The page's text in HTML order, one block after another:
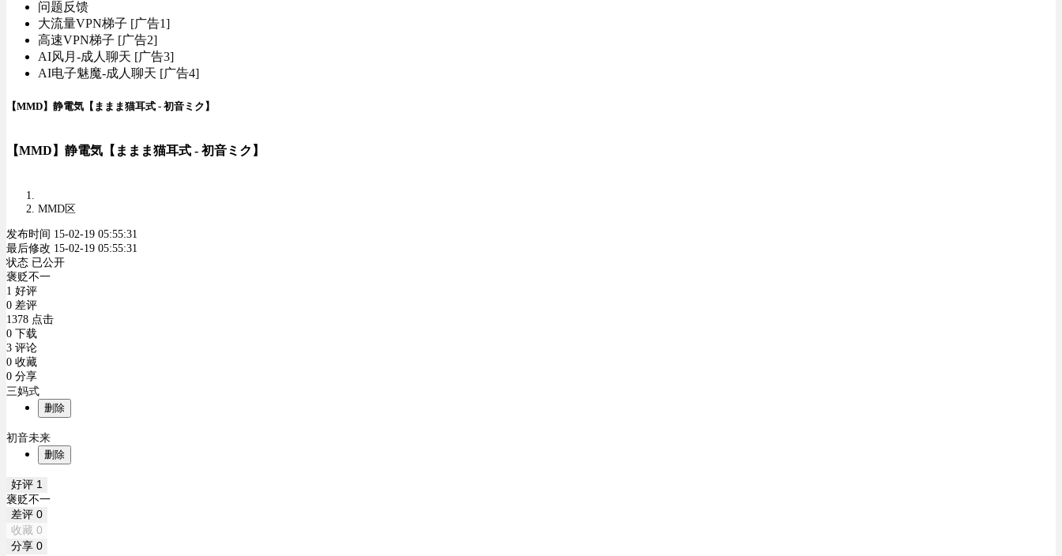
问题反馈
大流量VPN梯子 [广告1]
高速VPN梯子 [广告2]
AI风月-成人聊天 [广告3]
AI电子魅魔-成人聊天 [广告4]
【MMD】静電気【ままま猫耳式 - 初音ミク】
【MMD】静電気【ままま猫耳式 - 初音ミク】
MMD区
发布时间 15-02-19 05:55:31
最后修改 15-02-19 05:55:31
状态 已公开
褒贬不一
1 好评
0 差评
1378 点击
0 下载
3 评论
0 收藏
0 分享
三妈式
删除
初音未来
删除
好评 1
褒贬不一
差评 0
收藏 0
分享 0